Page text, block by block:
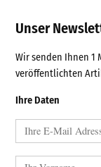
Unser
Wir senden Ihnen 1
veröffentlichten
Ihre Daten